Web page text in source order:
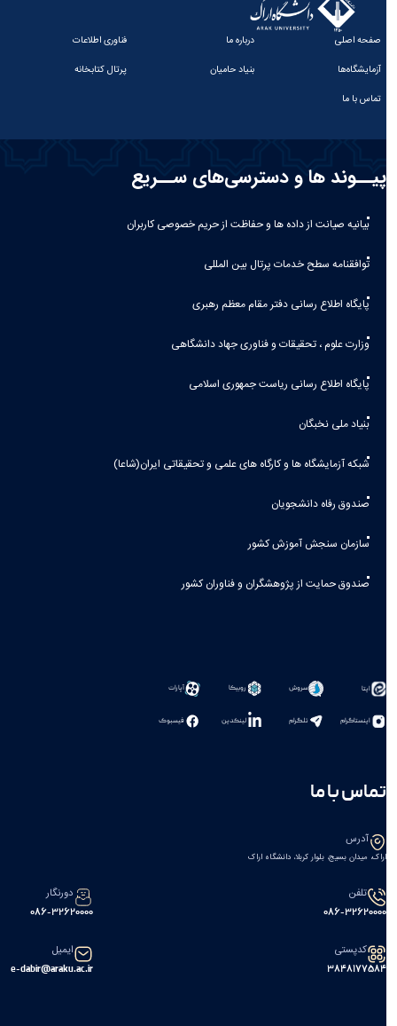
صفحه اصلی درباره ما
فناوری اطلاعات
آزمایشگاه‌ها
بنیاد حامیان
پرتال کتابخانه
تماس با ما
پیــوند ها و دسترسی‌های ســریع
بیانیه صيانت از داده ها و حفاظت از حريم خصوصی كاربران
توافقنامه سطح خدمات پرتال بین المللی
پایگاه اطلاع رسانی دفتر مقام معظم رهبری
وزارت علوم ، تحقیقات و فناوری جهاد دانشگاهی
پایگاه اطلاع رسانی ریاست جمهوری اسلامی
بنیاد ملی نخبگان
شبکه آزمایشگاه ها و کارگاه های علمی و تحقیقاتی ایران(شاعا)
صندوق رفاه دانشجویان
سازمان سنجش آموزش کشور
صندوق حمایت از پژوهشگران و فناوران کشور
ایتا سروش روبیکا آپارات
اینستاگرام تلگرام لینکدین فیسبوک
تماس با ما
آدرس
اراک، میدان بسیج، بلوار کربلا، دانشگاه اراک
تلفن
086-32620000
دورنگار
086-32620000
کدپستی
۳۸۴۸۱۷۷۵۸۴
ایمیل
e-dabir@araku.ac.ir